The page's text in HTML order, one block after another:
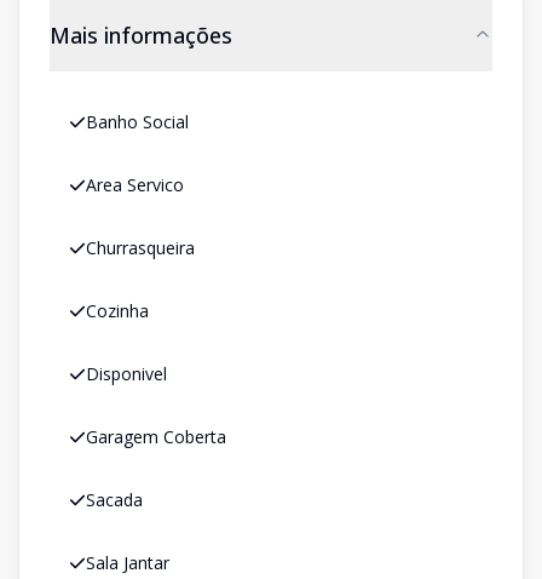
Mais informações
Banho Social
Area Servico
Churrasqueira
Cozinha
Disponivel
Garagem Coberta
Sacada
Sala Jantar